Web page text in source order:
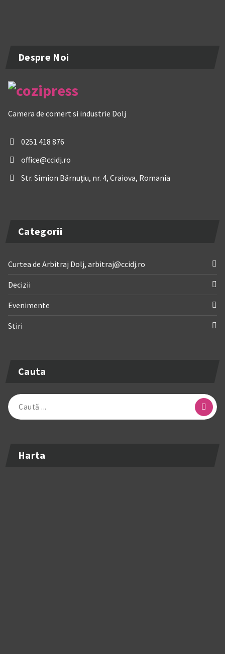
Despre Noi
Camera de comert si industrie Dolj
0251 418 876
office@ccidj.ro
Str. Simion Bărnuțiu, nr. 4, Craiova, Romania
Categorii
Curtea de Arbitraj Dolj, arbitraj@ccidj.ro
Decizii
Evenimente
Stiri
Cauta
Caută
după:
Harta